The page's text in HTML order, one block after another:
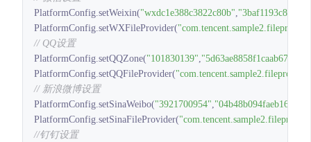
PlatformConfig.setWeixin("wxdc1e388c3822c80b"
PlatformConfig.setWXFileProvider(
// QQ设置
PlatformConfig.setQQZone("101830139"
PlatformConfig.setQQFileProvider(
// 新浪微博设置
PlatformConfig.setSinaWeibo("3921700954"
PlatformConfig.setSinaFileProvider(
//钉钉设置